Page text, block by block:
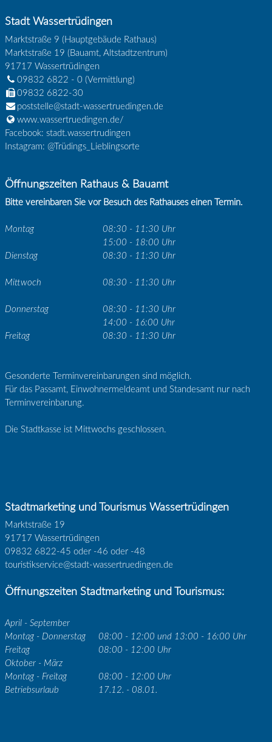
Stadt Wassertrüdingen
Marktstraße 9 (Hauptgebäude Rathaus)
Marktstraße 19 (Bauamt, Altstadtzentrum)
91717 Wassertrüdingen
09832 6822 - 0(Vermittlung)
09832 6822-30
poststelle@stadt-wassertruedingen.de
www.wassertruedingen.de/
Facebook: stadt.wassertrudingen
Instagram: @Trüdings_Lieblingsorte
Öffnungszeiten Rathaus & Bauamt
Bitte vereinbaren Sie vor Besuch des Rathauses einen Termin.
Montag
08:30 - 11:30 Uhr
15:00 - 18:00 Uhr
Dienstag
08:30 - 11:30 Uhr
Mittwoch 08:30 - 11:30 Uhr
Donnerstag
08:30 - 11:30 Uhr
14:00 - 16:00 Uhr
Freitag
08:30 - 11:30 Uhr
Gesonderte Terminvereinbarungen sind möglich.
Für das Passamt, Einwohnermeldeamt und Standesamt nur nach
Terminvereinbarung.
Die Stadtkasse ist Mittwochs geschlossen.
Stadtmarketing und Tourismus Wassertrüdingen
Marktstraße 19
91717 Wassertrüdingen
09832 6822-45 oder -46 oder -48
touristikservice@stadt-wassertruedingen.de
Öffnungszeiten Stadtmarketing und Tourismus:
April - September
Montag - Donnerstag
08:00 - 12:00 und 13:00 - 16:00 Uhr
Freitag
08:00 - 12:00 Uhr
Oktober - März
Montag - Freitag
08:00 - 12:00 Uhr
Betriebsurlaub
17.12. - 08.01.